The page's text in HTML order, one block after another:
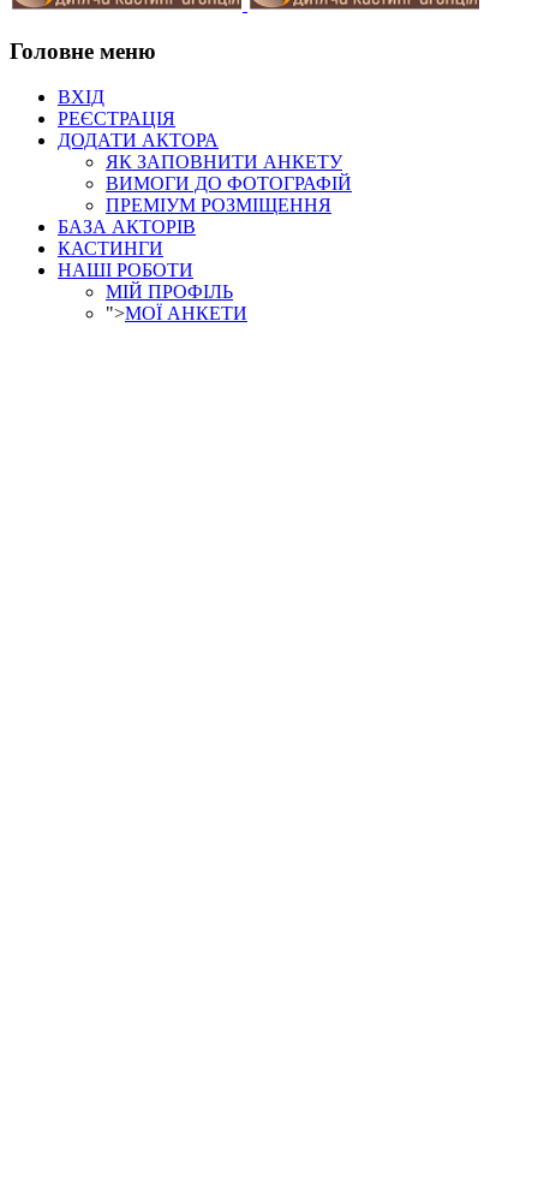
Головне меню
ВХІД
РЕЄСТРАЦІЯ
ДОДАТИ АКТОРА
ЯК ЗАПОВНИТИ АНКЕТУ
ВИМОГИ ДО ФОТОГРАФІЙ
ПРЕМІУМ РОЗМІЩЕННЯ
БАЗА АКТОРІВ
КАСТИНГИ
НАШІ РОБОТИ
МІЙ ПРОФІЛЬ
">МОЇ АНКЕТИ